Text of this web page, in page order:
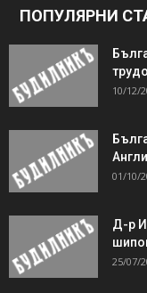
ПОПУЛЯРНИ
10/12/
01/10/
Д-р
25/07/